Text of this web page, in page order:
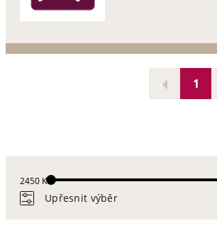
1
Upřesnit výběr
2450 Kč